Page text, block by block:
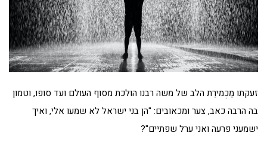
זעקתו מַכְמִירַת הלב של משה רבנו הולכת מסוף העולם ועד סופו, וטמון
בה הרבה כאב, צער ומכאובים: "הן בני ישראל לא שמעו אלי, ואיך
ישמעני פרעה ואני ערל שפתיים"?